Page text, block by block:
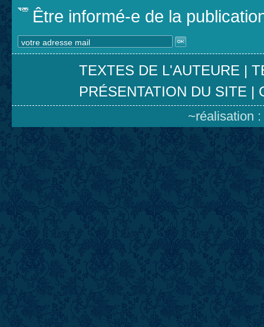
Être informé-e de la
TEXTES DE L'AUTEURE |
PRÉSENTATION DU SITE |
~réalisation